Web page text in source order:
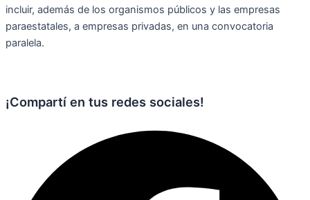
incluir, además de los organismos públicos y las empresas
paraestatales, a empresas privadas, en una convocatoria
paralela.
¡Compartí en tus redes sociales!